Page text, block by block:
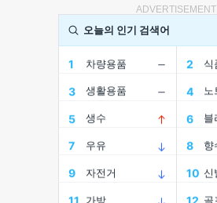
ADVERTISEMENT